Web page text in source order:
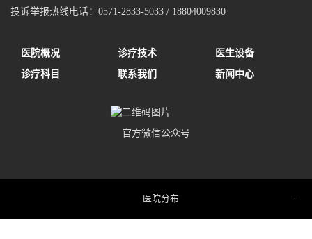
投诉举报热线电话：0571-2833-5033 / 18804009830
医院概况 诊疗技术
医生设备
诊疗科目
联系我们 新闻中心
官方微信公众号
医院分布